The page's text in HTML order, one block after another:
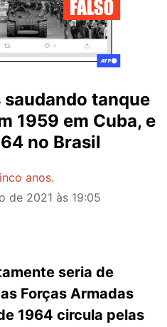
saudando tanque
1959 em Cuba, e
no Brasil
anos.
de 2021 às 19:05
seria de
Forças Armadas
1964 circula pelas